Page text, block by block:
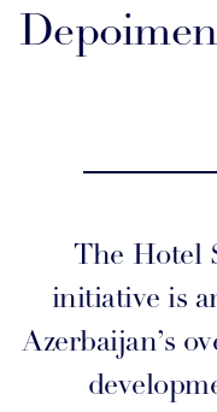
The Hotel
initiative is
Azerbaijan’s